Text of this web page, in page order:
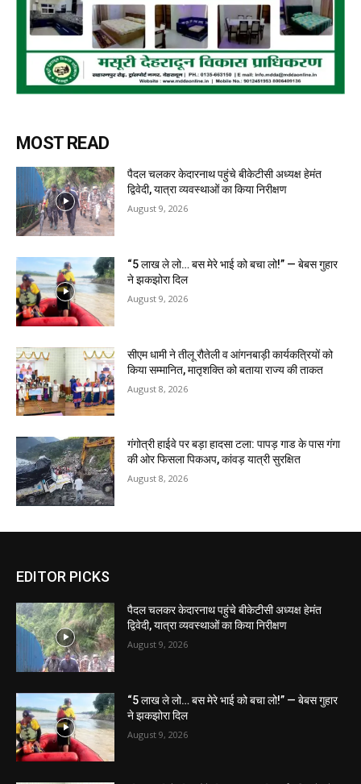
MOST READ
पैदल चलकर केदारनाथ पहुंचे बीकेटीसी अध्यक्ष हेमंत
द्विवेदी, यात्रा व्यवस्थाओं का किया निरीक्षण
August 9, 2026
“5 लाख ले लो… बस मेरे भाई को बचा लो!” — बेबस गुहार
ने झकझोरा दिल
August 9, 2026
सीएम धामी ने तीलू रौतेली व आंगनबाड़ी कार्यकत्रियों को
किया सम्मानित, मातृशक्ति को बताया राज्य की ताकत
August 8, 2026
गंगोत्री हाईवे पर बड़ा हादसा टला: पापड़ गाड के पास गंगा
की ओर फिसला पिकअप, कांवड़ यात्री सुरक्षित
August 8, 2026
EDITOR PICKS
पैदल चलकर केदारनाथ पहुंचे बीकेटीसी अध्यक्ष हेमंत
द्विवेदी, यात्रा व्यवस्थाओं का किया निरीक्षण
August 9, 2026
“5 लाख ले लो… बस मेरे भाई को बचा लो!” — बेबस गुहार
ने झकझोरा दिल
August 9, 2026